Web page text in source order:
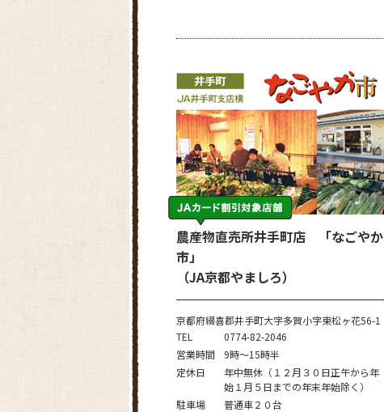
農産物直売所井手町店 「なごやか
市」
（JA京都やましろ）
京都府綴喜郡井手町大字多賀小字東松ヶ花56-1
TEL
0774-82-2046
営業時間
9時～15時半
定休日
年中無休（１２月３０日正午から年
始１月５日までの年末年始除く）
駐車場
普通車２０台